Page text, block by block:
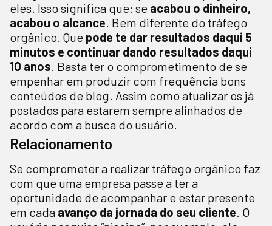
eles. Isso significa que: se acabou o dinheiro,
acabou o alcance. Bem diferente do tráfego
orgânico. Que pode te dar resultados daqui 5
minutos e continuar dando resultados daqui
10 anos. Basta ter o comprometimento de se
empenhar em produzir com frequência bons
conteúdos de blog. Assim como atualizar os já
postados para estarem sempre alinhados de
acordo com a busca do usuário.
Relacionamento
Se comprometer a realizar tráfego orgânico faz
com que uma empresa passe a ter a
oportunidade de acompanhar e estar presente
em cada avanço da jornada do seu cliente. O